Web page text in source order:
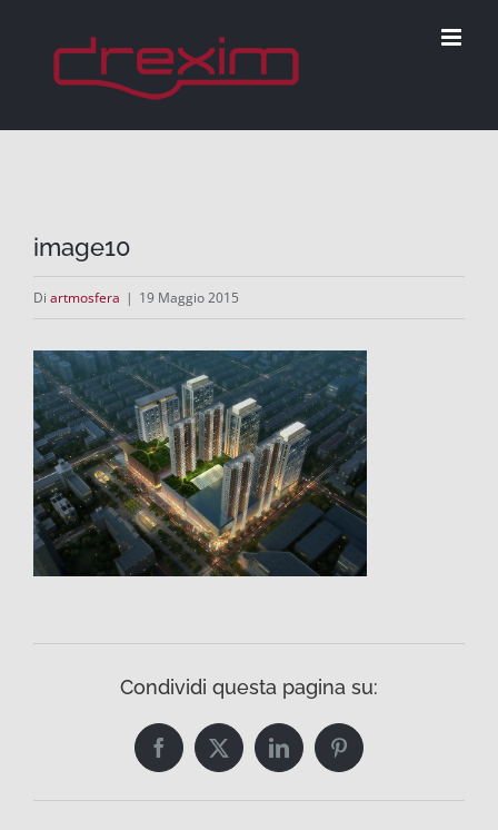
image10
Di artmosfera | 19 Maggio 2015
Condividi questa pagina su:
FacebookTwitterLinkedInPinterest